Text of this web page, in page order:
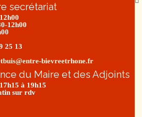
secrétariat
12h00
25 13
bievreetrhone.fr
du Maire et des Adjoints
à 19h15
sur rdv